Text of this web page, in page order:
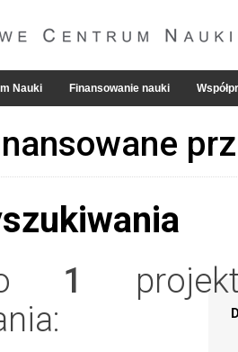
Nauki Finansowanie nauki
1